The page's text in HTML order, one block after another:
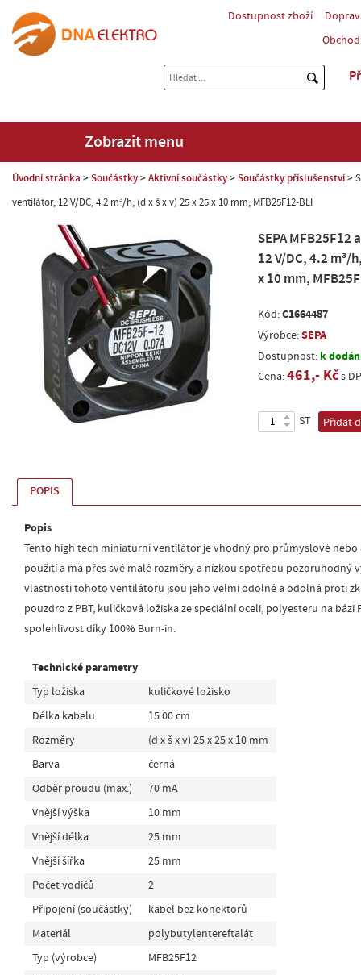
Dostupnost zboží
Zobrazit menu
Úvodní stránka Součástky Aktivní součástky Součástky příslušenství
ventilátor, 12 V/DC, 4.2 m³/h, (d x š x v) 25 x 25 x 10 mm, MFB25F12-BLI
SEPA
12 V/DC, 4.2 m³/
x 10 mm,
Kód:C1664487
Výrobce:SEPA
Dostupnost:k
Cena:461,- Kčs
ST Přidat
POPIS
Popis
Tento high tech miniaturní ventilátor je vhodný pro průmyslové
použití a má přes své malé rozměry a nízkou spotřebu pozoruhodný
vlastnosti tohoto ventilátoru jsou jeho velmi odolné a odolná proti
pouzdro z PBT, kuličková ložiska ze speciální oceli, polyesteru na bázi
spolehlivost díky 100% Burn-in.
Technické parametry
Typ ložiska
kuličkové ložisko
Délka kabelu
15.00 cm
Rozměry
(d x š x v) 25 x 25 x 10 mm
Barva
černá
Odběr proudu (max.)
70 mA
Vnější výška
10 mm
Vnější délka
25 mm
Vnější šířka
25 mm
Počet vodičů
2
Připojení (součástky)
kabel bez konektorů
Materiál
polybutylentereftalát
Typ (výrobce)
MFB25F12